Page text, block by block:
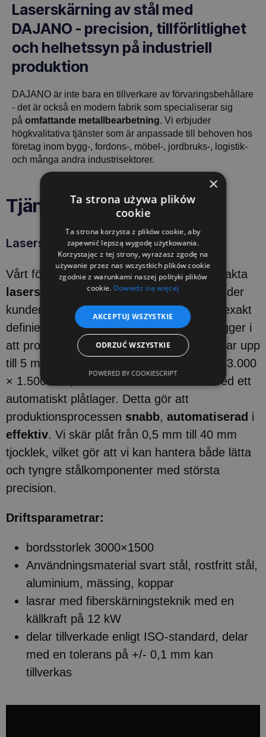
Laserskärning av stål med
DAJANO - precision, tillförlitlighet
och helhetssyn på industriell
produktion
DAJANO är inte bara en tillverkare av förvaringsbehållare
- det är också en modern fabrik som specialiserar sig
på omfattande metallbearbetning. Vi erbjuder
högkvalitativa tjänster som är anpassade till behoven hos
företag inom bygg-, fordons-, möbel-, jordbruks-, logistik-
och många andra industrisektorer.
Tjänster som erbjuds:
Laserskärning av plåt
Vårt företag Dajano är specialiserat på exakta
laserskärning av metallplåtar, och erbjuder
kunderna detaljer av högsta kvalitet med exakt
definierade former och mått. Vår styrka ligger i
att producera stora serier på kort tid - vi har upp
till 5 moderna lasrar med en arbetsyta på 3.000
× 1.500 mm, som arbetar tillsammans med ett
automatiskt plåtlager. Detta gör att
produktionsprocessen snabb, automatiserad i
effektiv. Vi skär plåt från 0,5 mm till 40 mm
tjocklek, vilket gör att vi kan hantera både lätta
och tyngre stålkomponenter med största
precision.
Driftsparametrar:
bordsstorlek 3000×1500
Användningsmaterial svart stål, rostfritt stål,
aluminium, mässing, koppar
lasrar med fiberskärningsteknik med en
källkraft på 12 kW
delar tillverkade enligt ISO-standard, delar
med en tolerans på +/- 0,1 mm kan
tillverkas
×
Ta strona używa plików
cookie
Ta strona korzysta z plików cookie, aby
zapewnić lepszą wygodę użytkowania.
Korzystając z tej strony, wyrażasz zgodę na
używanie przez nas wszystkich plików cookie
zgodnie z warunkami naszej polityki plików
cookie. Dowiedz się więcej
AKCEPTUJ WSZYSTKIE
ODRZUĆ WSZYSTKIE
POWERED BY COOKIESCRIPT